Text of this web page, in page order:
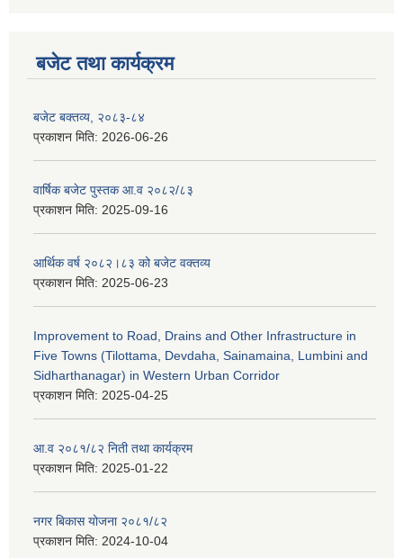
बजेट तथा कार्यक्रम
बजेट बक्तव्य, २०८३-८४
प्रकाशन मिति: 2026-06-26
वार्षिक बजेट पुस्तक आ.व २०८२/८३
प्रकाशन मिति: 2025-09-16
आर्थिक वर्ष २०८२।८३ को बजेट वक्तव्य
प्रकाशन मिति: 2025-06-23
Improvement to Road, Drains and Other Infrastructure in
Five Towns (Tilottama, Devdaha, Sainamaina, Lumbini and
Sidharthanagar) in Western Urban Corridor
प्रकाशन मिति: 2025-04-25
आ.व २०८१/८२ निती तथा कार्यक्रम
प्रकाशन मिति: 2025-01-22
नगर बिकास योजना २०८१/८२
प्रकाशन मिति: 2024-10-04